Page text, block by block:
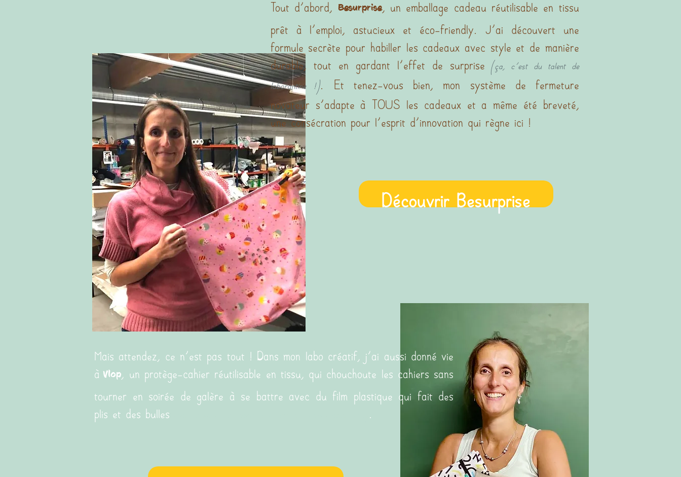
Tout d'abord, Besurprise , un emballage cadeau réutilisable en tissu
prêt à l'emploi, astucieux et éco-friendly. J'ai découvert une
formule secrète pour habiller les cadeaux avec style et de manière
durable, tout en gardant l'effet de surprise (ça, c'est du talent de
laborantine !) . Et tenez-vous bien, mon système de fermeture
novateur s'adapte à TOUS les cadeaux et a même été breveté,
une consécration pour l'esprit d'innovation qui règne ici !
Découvrir Besurprise
Mais attendez, ce n'est pas tout ! Dans mon labo créatif, j'ai aussi donné vie
à Vlop , un protège-cahier réutilisable en tissu, qui chouchoute les cahiers sans
tourner en soirée de galère à se battre avec du film plastique qui fait des
plis et des bulles